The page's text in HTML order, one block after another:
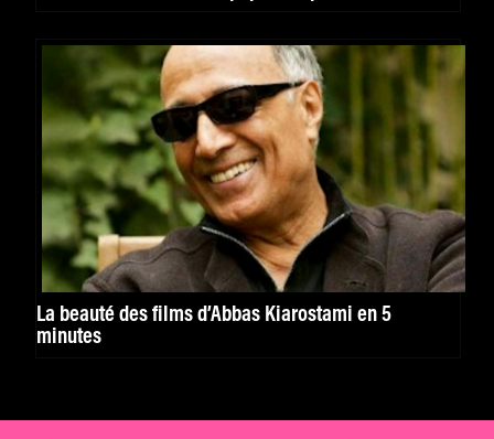
La beauté des films d’Abbas Kiarostami en 5
minutes